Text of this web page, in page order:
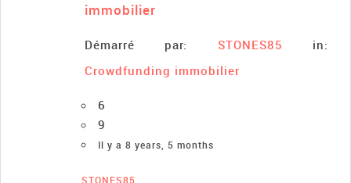
immobilier
Démarré par: STONES85
in:
Crowdfunding immobilier
6
9
Il y a 8 years, 5 months